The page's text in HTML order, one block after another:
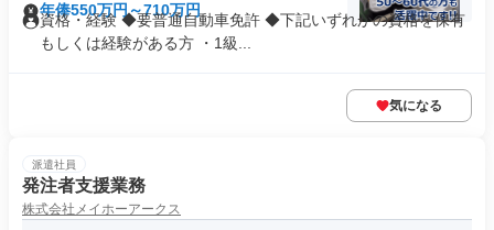
年俸550万円～710万円
資格・経験 ◆要普通自動車免許 ◆下記いずれかの資格を保有
もしくは経験がある方 ・1級...
気になる
派遣社員
発注者支援業務
株式会社メイホーアークス